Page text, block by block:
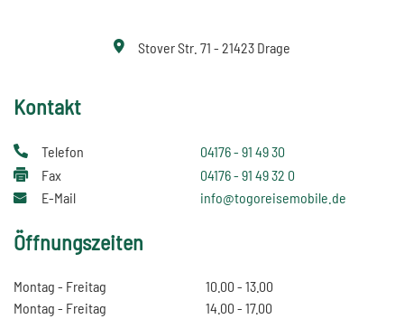
Stover Str. 71 - 21423 Drage
Kontakt
Telefon
04176 - 91 49 30
Fax
04176 - 91 49 32 0
E-Mail
info@togoreisemobile.de
Öffnungszeiten
Montag - Freitag
10.00 - 13.00
Montag - Freitag
14.00 - 17.00